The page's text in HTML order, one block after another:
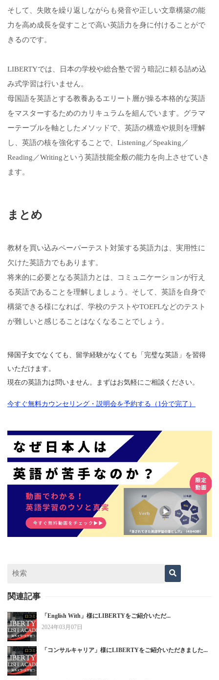
そして、失敗を繰り返しながらも発音や正しい文章構築の能
力を高め成長を促すことで高い英語力を身に付けることがで
きるのです。
LIBERTYでは、日本の学校や総合塾で習う暗記に頼る詰め込
み式学習は行いません。
母国語を英語とする教養あるエリート層が操る本格的な英語
をマスターするためのカリキュラムを組んでいます。グラマ
ーテーブルを軸としたメソッドで、英語の構造や規則を理解
し、英語の核を強化することで、Listening／Speaking／
Reading／Writingという英語技能全般の能力を向上させていき
ます。
まとめ
教材を買い込みペーパーテスト対策する英語力は、実用性に
欠けた英語力でもあります。
将来的に必要となる英語力とは、コミュニケーションが行え
る英語であることを理解しましょう。そして、英語を自身で
構築できる様になれば、学校のテストやTOEFLなどのテスト
が難しいと感じることはなくなることでしょう。
帰国子女でなくても、留学経験がなくても「完璧な英語」を習得
いただけます。
現在の英語力は問いません。まずはお気軽にご相談ください。
今すぐ無料カウンセリング・説明会を予約する（1分で完了）
関連記事
「English With」様にLIBERTYをご紹介いただ...
2024年03月07日
「コンサルキャリア」様にLIBERTYをご紹介いただきました...